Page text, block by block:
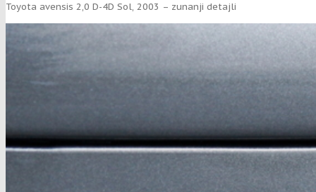
Toyota avensis 2,0 D-4D Sol, 2003 – zunanji detajli